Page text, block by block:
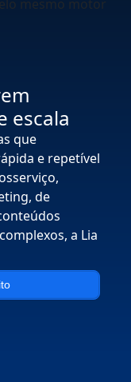
mesmo motor
escala
que
e repetível
de
a Lia